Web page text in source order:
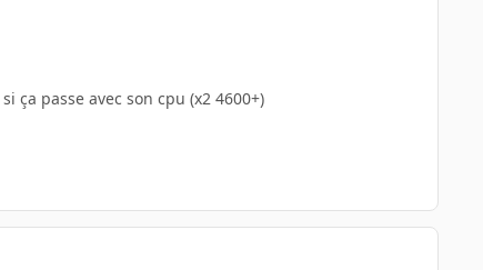
ça passe avec son cpu (x2 4600+)